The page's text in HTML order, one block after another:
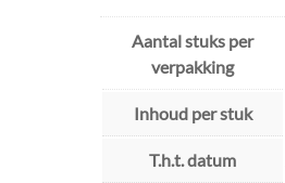
Aantal stuks per
verpakking
Inhoud per stuk
T.h.t. datum